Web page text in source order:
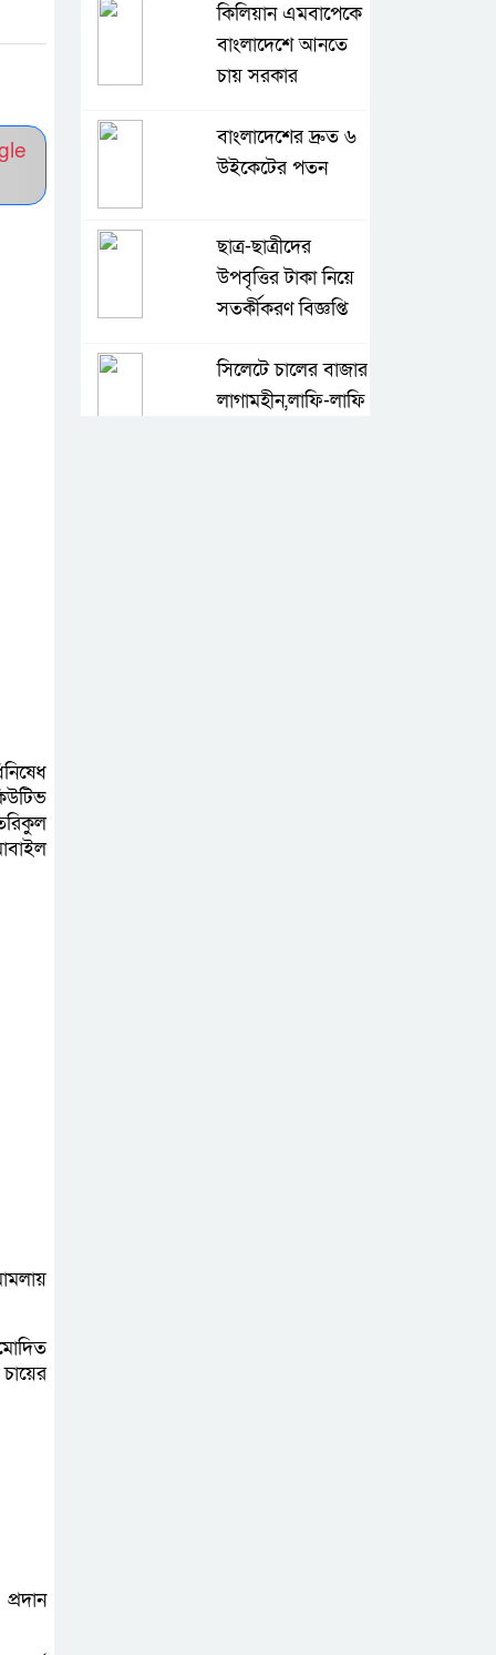
কিলিয়ান এমবাপেকে
বাংলাদেশে আনতে
চায় সরকার
বাংলাদেশের দ্রুত ৬
উইকেটের পতন
ছাত্র-ছাত্রীদের
উপবৃত্তির টাকা নিয়ে
সতর্কীকরণ বিজ্ঞপ্তি
সিলেটে চালের বাজার
লাগামহীন,লাফি-লাফি